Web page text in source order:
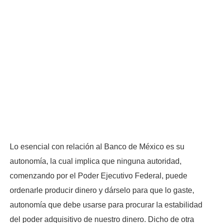
Lo esencial con relación al Banco de México es su
autonomía, la cual implica que ninguna autoridad,
comenzando por el Poder Ejecutivo Federal, puede
ordenarle producir dinero y dárselo para que lo gaste,
autonomía que debe usarse para procurar la estabilidad
del poder adquisitivo de nuestro dinero. Dicho de otra